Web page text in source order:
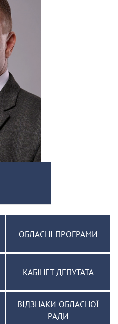
ОБЛАСНІ ПРОГРАМИ
КАБІНЕТ ДЕПУТАТА
ВІДЗНАКИ ОБЛАСНОЇ
РАДИ